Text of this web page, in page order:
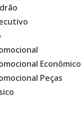
Econômico
Peças